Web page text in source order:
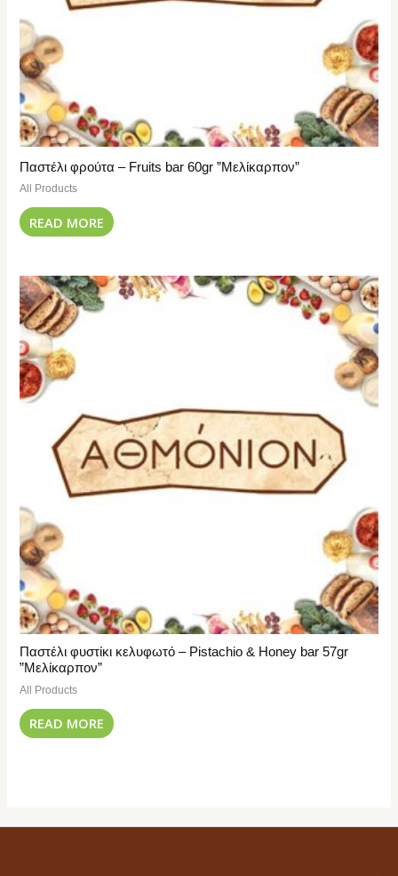
Παστέλι φρούτα – Fruits bar 60gr ”Μελίκαρπον”
All Products
READ MORE
Παστέλι φυστίκι κελυφωτό – Pistachio & Honey bar 57gr
”Μελίκαρπον”
All Products
READ MORE